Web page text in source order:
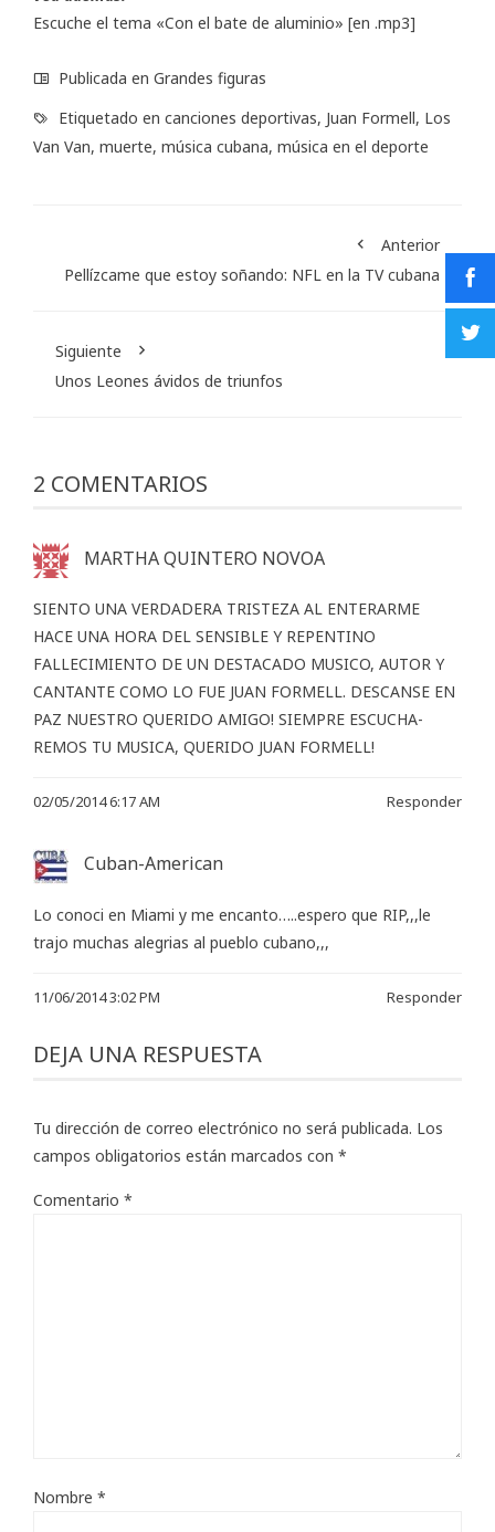
Escuche el tema «Con el bate de aluminio» [en .mp3]
Publicada en Grandes figuras
Etiquetado en canciones deportivas, Juan Formell, Los
Van Van, muerte, música cubana, música en el deporte
Anterior
Pellízcame que estoy soñando: NFL en la TV cubana
Siguiente
Unos Leones ávidos de triunfos
2 COMENTARIOS
MARTHA QUINTERO NOVOA
SIENTO UNA VERDADERA TRISTEZA AL ENTERARME
HACE UNA HORA DEL SENSIBLE Y REPENTINO
FALLECIMIENTO DE UN DESTACADO MUSICO, AUTOR Y
CANTANTE COMO LO FUE JUAN FORMELL. DESCANSE EN
PAZ NUESTRO QUERIDO AMIGO! SIEMPRE ESCUCHA-
REMOS TU MUSICA, QUERIDO JUAN FORMELL!
02/05/2014 6:17 AM Responder
Cuban-American
Lo conoci en Miami y me encanto…..espero que RIP,,,le
trajo muchas alegrias al pueblo cubano,,,
11/06/2014 3:02 PM Responder
DEJA UNA RESPUESTA
Tu dirección de correo electrónico no será publicada. Los
campos obligatorios están marcados con *
Comentario *
Nombre *